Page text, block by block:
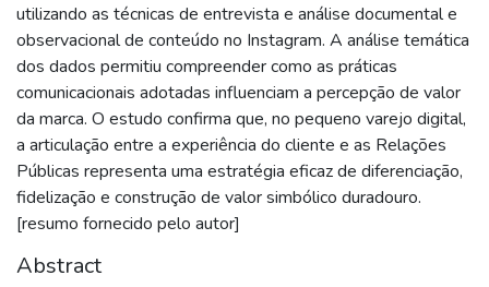
utilizando as técnicas de entrevista e análise documental e
observacional de conteúdo no Instagram. A análise temática
dos dados permitiu compreender como as práticas
comunicacionais adotadas influenciam a percepção de valor
da marca. O estudo confirma que, no pequeno varejo digital,
a articulação entre a experiência do cliente e as Relações
Públicas representa uma estratégia eficaz de diferenciação,
fidelização e construção de valor simbólico duradouro.
[resumo fornecido pelo autor]
Abstract